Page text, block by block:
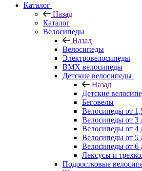
Каталог
Назад
Каталог
Велосипеды
Назад
Велосипеды
Электровелосипеды
BMX велосипеды
Детские велосипеды
Назад
Детские
Беговелы
Велосипеды от
Велосипеды от 3
Велосипеды от 4
Велосипеды от 5
Велосипеды от 6
Лексусы и
Подростковые